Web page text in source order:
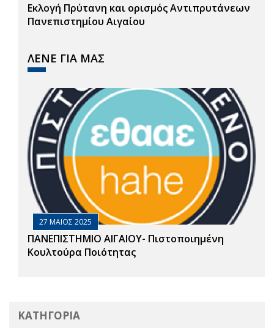
Εκλογή Πρύτανη και ορισμός Αντιπρυτάνεων
Πανεπιστημίου Αιγαίου
ΛΕΝΕ ΓΙΑ ΜΑΣ
27 ΜΑΙΟΣ 2025
ΠΑΝΕΠΙΣΤΗΜΙΟ ΑΙΓΑΙΟΥ- Πιστοποιημένη
Κουλτούρα Ποιότητας
ΚΑΤΗΓΟΡΙΑ